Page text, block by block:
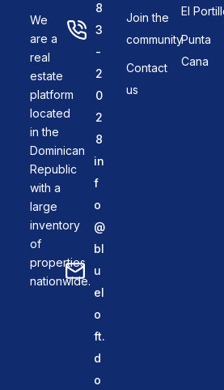
We
are a
real
estate
platform
located
in the
Dominican
Republic
with a
large
inventory
of
properties
nationwide.
8
3
-
2
0
2
8
in
f
o
@
bl
u
el
o
ft.
d
o
Join the
community
Contact
us
El
Punta
Cana